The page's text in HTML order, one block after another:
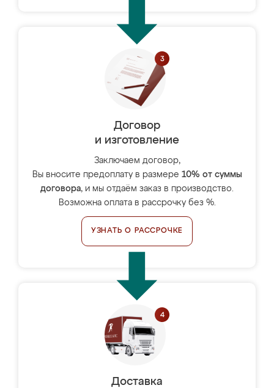
Договор
и изготовление
Заключаем договор,
Вы вносите предоплату в размере 10% от суммы
договора, и мы отдаём заказ в производство.
Возможна оплата в рассрочку без %.
УЗНАТЬ О РАССРОЧКЕ
Доставка